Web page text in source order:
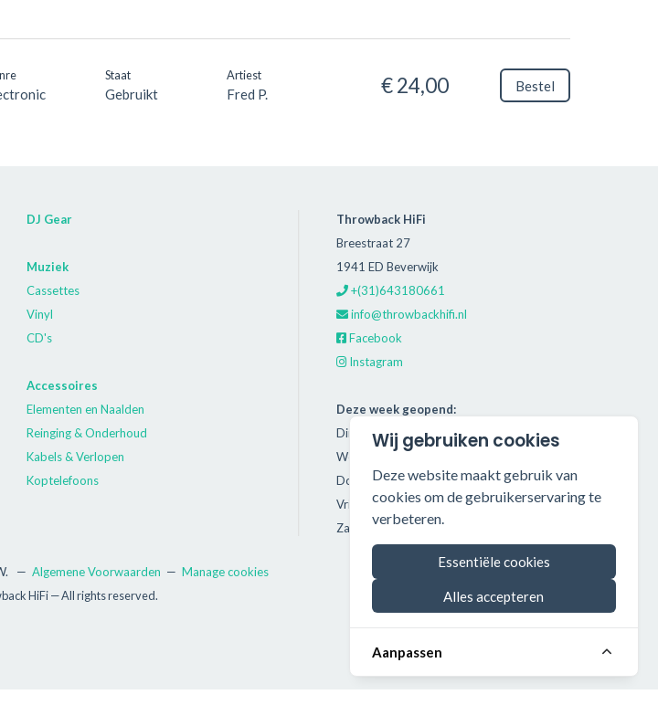
Staat
Gebruikt
Artiest
Fred P. € 24,00 Bestel
DJ Gear
Muziek
Cassettes
Vinyl
CD's
Accessoires
Elementen en Naalden
Reinging & Onderhoud
Kabels & Verlopen
Koptelefoons
Throwback HiFi
Breestraat 27
1941 ED Beverwijk
+(31)643180661
info@throwbackhifi.nl
Facebook
Instagram
Deze week geopend:
Dinsdag: 11:00 - 18:00
Woensdag: 11:00 - 18:00
Donderdag: 11:00 - 21:00
Vrijdag: 11:00 - 18:00
Zaterdag: 11:00 - 17:00
— Algemene Voorwaarden — Manage cookies
HiFi — All rights reserved.
Wij gebruiken cookies
Deze website maakt gebruik van
cookies om de gebruikerservaring te
verbeteren.
Essentiële cookies
Alles accepteren
Aanpassen